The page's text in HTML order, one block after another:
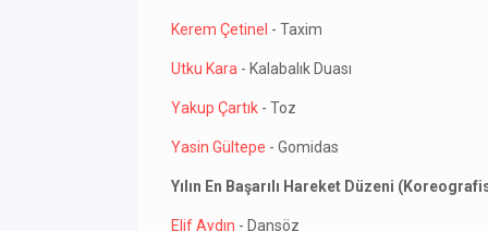
Kerem Çetinel - Taxim
Utku Kara - Kalabalık Duası
Yakup Çartık - Toz
Yasin Gültepe - Gomidas
Yılın En Başarılı Hareket Düzeni
Elif Aydın - Dansöz